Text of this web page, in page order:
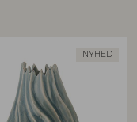
NYHED